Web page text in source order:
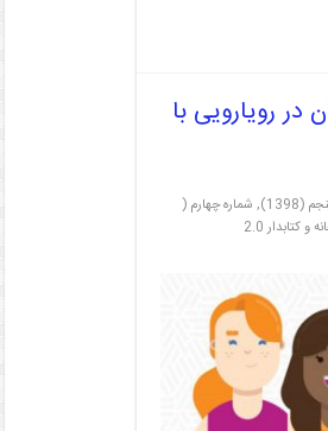
در رویارویی با
(1398)
, شماره چهارم (
و کتابدار 2.0